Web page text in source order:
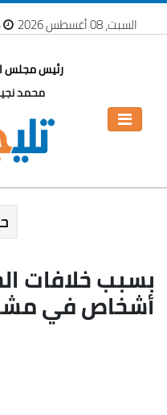
السبت، 08 أغسطس 2026 11:04 ص
رئيس مجلس
محمد
أشخاص في